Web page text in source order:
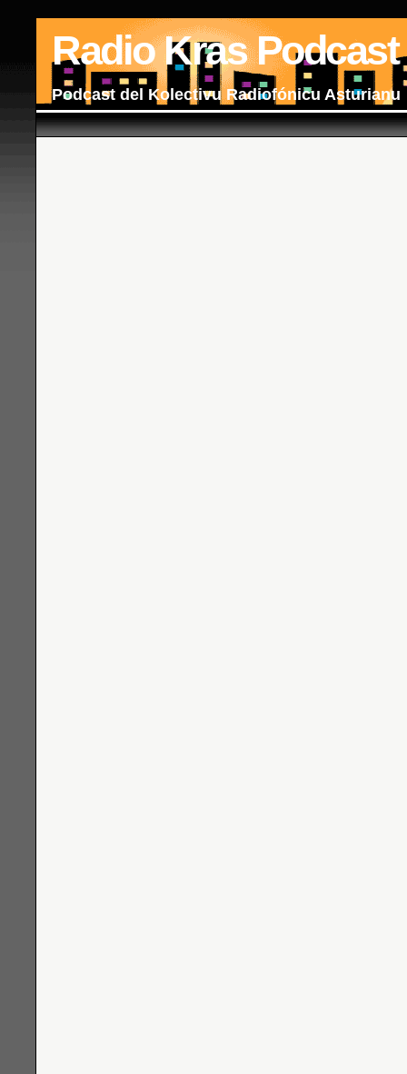
Radio Kras Podcast
Podcast del Kolectivu Radiofónicu Asturianu